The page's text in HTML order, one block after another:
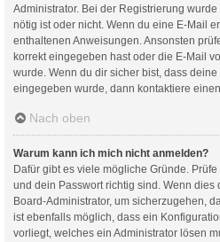
Administrator. Bei der Registrierung
nötig ist oder nicht. Wenn du eine E-Mail
enthaltenen Anweisungen. Ansonsten
korrekt eingegeben hast oder die E-Mail
wurde. Wenn du dir sicher bist, dass
eingegeben wurde, dann kontaktiere
Nach oben
Warum kann ich mich nicht anmelden?
Dafür gibt es viele mögliche Gründe.
und dein Passwort richtig sind. Wenn dies
Board-Administrator, um sicherzugehen,
ist ebenfalls möglich, dass ein
vorliegt, welches ein Administrator lösen